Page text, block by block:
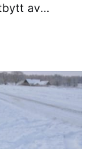
av
gamla
ha kvar
över